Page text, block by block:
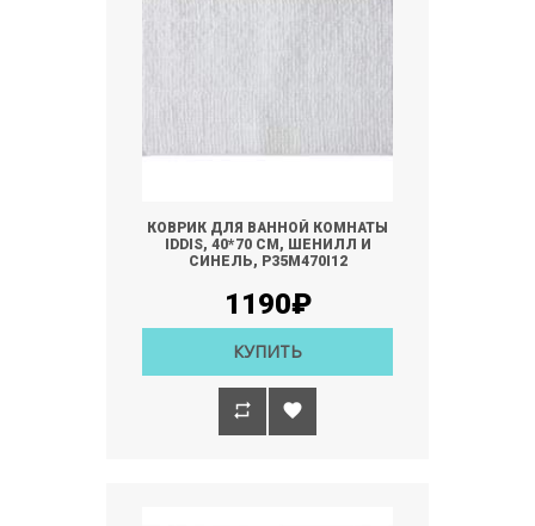
КОВРИК ДЛЯ ВАННОЙ КОМНАТЫ
IDDIS, 40*70 СМ, ШЕНИЛЛ И
СИНЕЛЬ, P35M470I12
1190₽
КУПИТЬ